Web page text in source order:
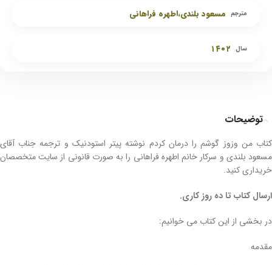
مترجم مسعود بلندی،اطهره فراهانی
سال ۱۴۰۲
توضیحات
کتاب من وزوز گوشم را درمان کردم نوشته پیتر استودنیک و ترجمه جناب آقای
مسعود بلندی و سرکار خانم اطهره فراهانی را به صورت قانونی از سایت متخصصان
خریداری کنید.
ارسال کتاب تا ده روز کاری.
در بخشی از این کتاب می خوانیم:
مقدمه